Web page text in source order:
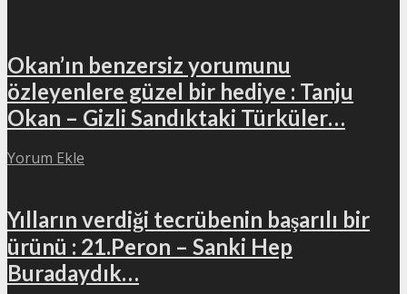
Okan’ın benzersiz yorumunu
özleyenlere güzel bir hediye : Tanju
Okan – Gizli Sandıktaki Türküler…
Yorum Ekle
Yılların verdiği tecrübenin başarılı bir
ürünü : 21.Peron – Sanki Hep
Buradaydık…